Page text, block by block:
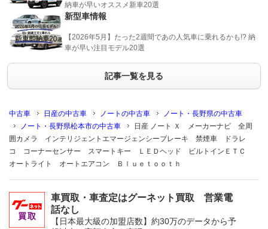
納車が早いオススメ新車20選
新型車情報
【2026年5月】たった2週間であの人気車に乗れるかも!? 納
車が早い注目モデル20選
記事一覧を見る
中古車 日産の中古車 ノートの中古車
ノート・長野県の中古車
ノート・長野県松本市の中古車
日産 ノート Ｘ メーカーナビ 全周
囲カメラ インテリジェントエマージェンシーブレーキ 禁煙車 ドラレ
コ コーナーセンサー スマートキー ＬＥＤヘッド ビルトインＥＴＣ
オートライト オートエアコン Ｂｌｕｅｔｏｏｔｈ
車買取・車査定はグーネット買取 営業電
話なし
【日本最大級の加盟店数】約30万のデータから予